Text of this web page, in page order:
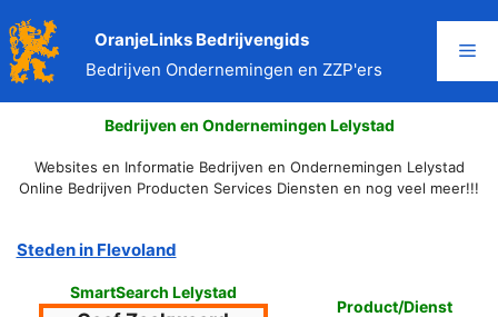
naar
de
inhoud
OranjeLinks Bedrijvengids
Bedrijven Ondernemingen en ZZP'ers
Bedrijven en Ondernemingen Lelystad
Websites en Informatie Bedrijven en Ondernemingen Lelystad
Online Bedrijven Producten Services Diensten en nog veel meer!!!
Steden in Flevoland
SmartSearch Lelystad
Product/Dienst